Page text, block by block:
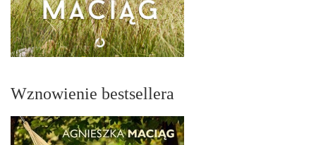
Wznowienie bestsellera